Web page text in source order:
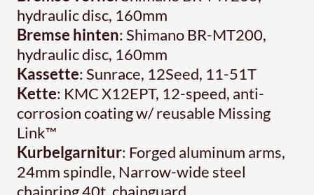
hydraulic disc, 160mm
Bremse hinten: Shimano BR-MT200,
hydraulic disc, 160mm
Kassette: Sunrace, 12Seed, 11-51T
Kette: KMC X12EPT, 12-speed, anti-
corrosion coating w/ reusable Missing
Link™
Kurbelgarnitur: Forged aluminum arms,
24mm spindle, Narrow-wide steel
chainring 40t, chainguard